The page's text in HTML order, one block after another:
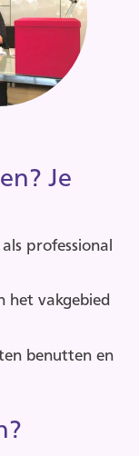
Je
professional
het vakgebied
benutten en